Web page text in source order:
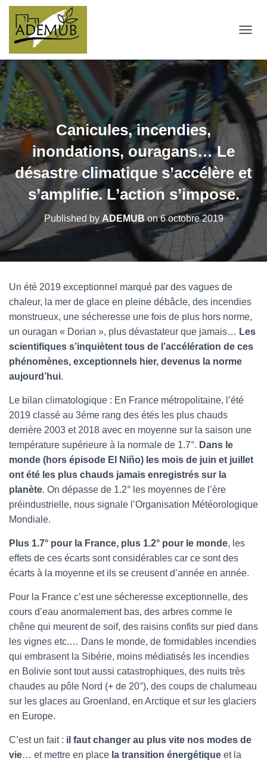
Canicules, incendies,
inondations, ouragans… Le
désastre climatique s’accélère et
s’amplifie. L’action s’impose.
Published by ADEMUBon6 octobre 2019
Un été 2019 exceptionnel marqué par des vagues de
chaleur, la mer de glace en pleine débâcle, des incendies
monstrueux, une sécheresse une fois de plus hors norme,
un ouragan « Dorian », plus dévastateur que jamais… Les
scientifiques s’inquiètent tous de l’accélération de ces
phénomènes, exceptionnels hier, devenus la norme
aujourd’hui.
Le bilan climatologique : En France métropolitaine, l’été
2019 classé au 3éme rang des étés les plus chauds
derrière 2003 et 2018 avec en moyenne sur la saison une
température supérieure à la normale de 1.7°. Dans le
monde (hors épisode El Niño) les mois de juin et juillet
ont été les plus chauds jamais enregistrés sur la
planète. On dépasse de 1.2° les moyennes de l’ère
préindustrielle, nous signale l’Organisation Météorologique
Mondiale.
Plus 1.7° pour la France, plus 1.2° pour le monde, les
effets de ces écarts sont considérables car ce sont des
écarts à la moyenne et ils se creusent d’année en année.
Pour la France c’est une sécheresse exceptionnelle, des
cours d’eau anormalement bas, des arbres comme le
chêne qui meurent de soif, des raisins confits sur pied dans
les vignes etc.… Dans le monde, de formidables incendies
qui embrasent la Sibérie, moins médiatisés les incendies
en Bolivie sont tout aussi catastrophiques, des nuits très
chaudes au pôle Nord (+ de 20°), des coups de chalumeau
sur les glaces au Groenland, en Arctique et sur les glaciers
en Europe.
C’est un fait : il faut changer au plus vite nos modes de
vie… et mettre en place la transition énergétique et la